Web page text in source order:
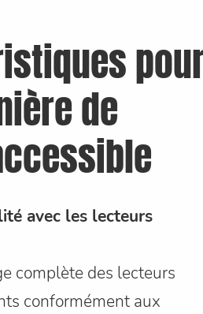
de
avec les lecteurs
complète des lecteurs
conformément aux